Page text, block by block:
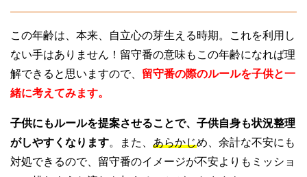
この年齢は、本来、自立心の芽生える時期。これを利用し
ない手はありません！留守番の意味もこの年齢になれば理
解できると思いますので、 留守番の際のルールを子供と一
緒に考えてみます。
子供にもルールを提案させることで、子供自身も状況整理
がしやすくなります。 また、 あらかじめ、余計な不安にも
対処できるので、留守番のイメージが不安よりもミッショ